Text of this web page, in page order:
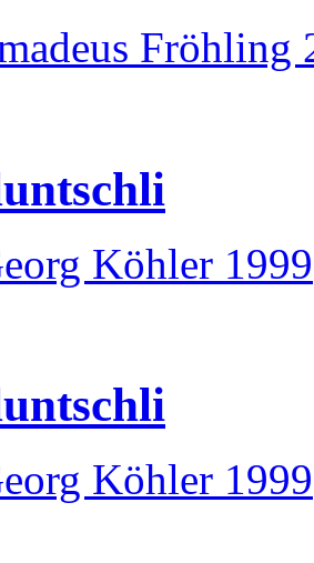
Fröhling
Köhler 1999
Köhler 1999